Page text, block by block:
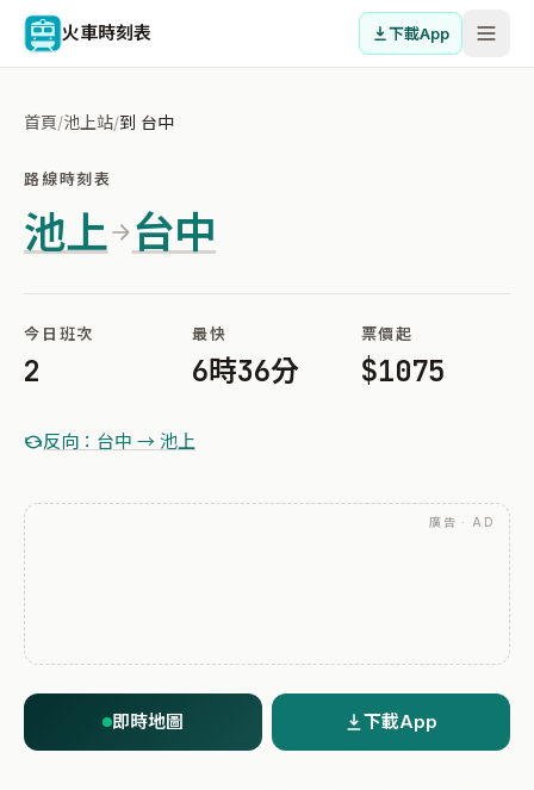
火車時刻表 下載App
首頁/池上站/到 台中
路線時刻表
池上 台中
今日班次
2
最快
6時36分
票價起
$1075
反向：台中 → 池上
廣告 · AD
即時地圖 下載App